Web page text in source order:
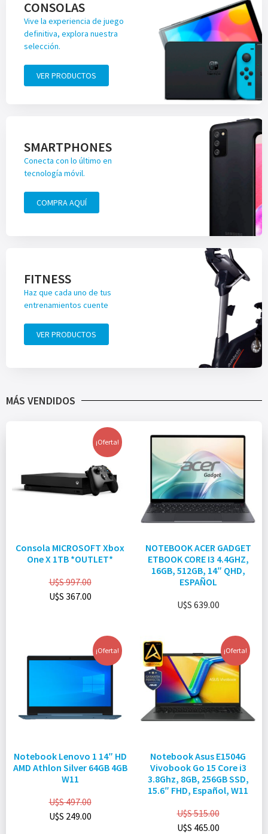
CONSOLAS
Vive la experiencia de juego
definitiva, explora nuestra
selección.
VER PRODUCTOS
SMARTPHONES
Conecta con lo último en
tecnología móvil.
COMPRA AQUÍ
FITNESS
Haz que cada uno de tus
entrenamientos cuente
VER PRODUCTOS
MÁS VENDIDOS
¡Oferta!
Consola MICROSOFT Xbox
One X 1TB *OUTLET*
U$S997.00
U$S 367.00
NOTEBOOK ACER GADGET
ETBOOK CORE I3 4.4GHZ,
16GB, 512GB, 14″ QHD,
ESPAÑOL
U$S 639.00
¡Oferta!
Notebook Lenovo 1 14″ HD
AMD Athlon Silver 64GB 4GB
W11
U$S497.00
U$S 249.00
¡Oferta!
Notebook Asus E1504G
Vivobook Go 15 Core i3
3.8Ghz, 8GB, 256GB SSD,
15.6″ FHD, Español, W11
U$S515.00
U$S 465.00